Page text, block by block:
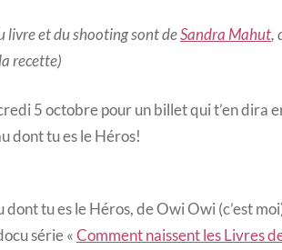
livre et du shooting sont deSandra Mahut,
recette)
5 octobre pour un billet qui t’en dira
dont tu es le Héros!
dont tu es le Héros, de Owi Owi (c’est
série «Comment naissent les Livres